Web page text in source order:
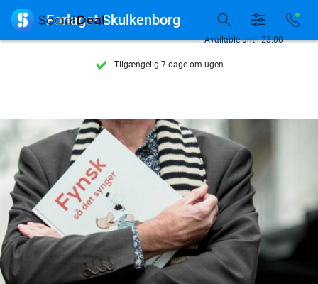
Se flere end 15.000 deals
Tilgængelig 7 dage om ugen
9,4 baseret på206.539 anmeldelser
Se flere end 15.000 deals
Tilgængelig 7 dage om ugen
10+ millioner medlemmer
Available until 23:00
 Forlaget Skulkenborg